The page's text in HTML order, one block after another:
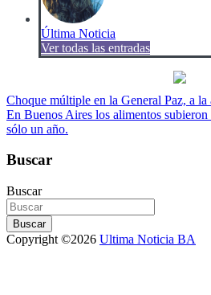
Última Noticia
Ver todas las entradas
Navegación
de
Choque múltiple en la General Paz, a
En Buenos Aires los alimentos
sólo un año.
Buscar
Buscar
Buscar
Copyright ©2026 Ultima Noticia BA